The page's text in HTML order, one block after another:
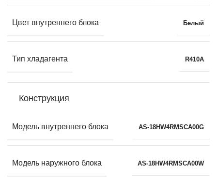
Цвет внутреннего блока Белый
Тип хладагента R410A
Конструкция
Модель внутреннего блока AS-18HW4RMSCA00G
Модель наружного блока AS-18HW4RMSCA00W